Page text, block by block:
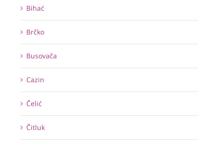
Bihać
Brčko
Busovača
Cazin
Čelić
Čitluk